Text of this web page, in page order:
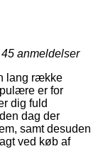
45 anmeldelser
lang række
er for
dig fuld
dag der
samt desuden
ved køb af